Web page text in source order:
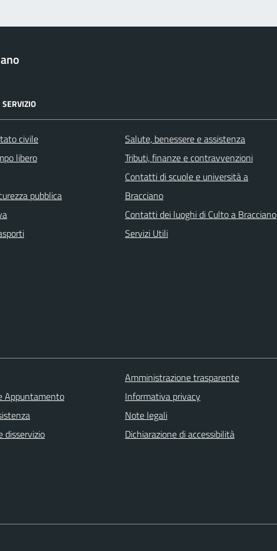
SERVIZIO
civile
libero
pubblica
Salute, benessere e assistenza
Tributi, finanze e contravvenzioni
Contatti di scuole e università a
Bracciano
Contatti dei luoghi di Culto a Bracciano
Servizi Utili
Appuntamento
disservizio
Amministrazione trasparente
Informativa privacy
Note legali
Dichiarazione di accessibilità